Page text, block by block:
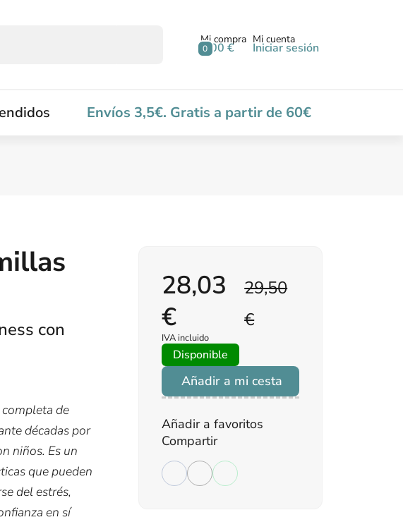
0
Mi compra
0,00 €
Mi cuenta
Iniciar sesión
Envíos 3,5€. Gratis a partir de 60€
con
de
décadas por
niños. Es un
que pueden
del estrés,
en sí
29,50
€
28,03
€
IVA incluido
Disponible
Añadir a mi cesta
Añadir a favoritos
Compartir